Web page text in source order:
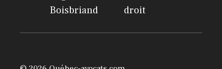
Boisbriand
droit